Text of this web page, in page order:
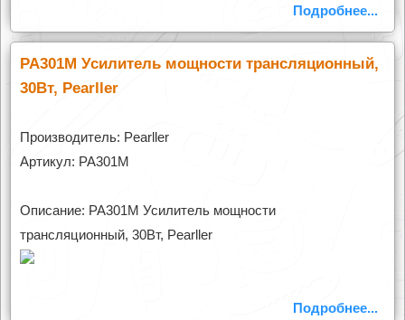
Подробнее...
PA301M Усилитель мощности трансляционный,
30Вт, Pearller
Производитель: Pearller
Артикул: PA301M
Описание: PA301M Усилитель мощности
трансляционный, 30Вт, Pearller
Подробнее...